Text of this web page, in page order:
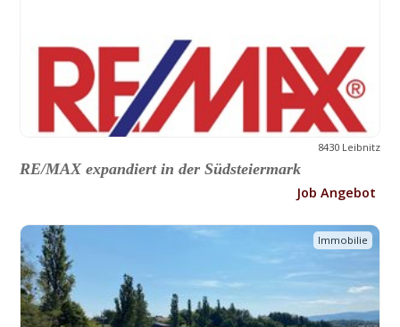
8430 Leibnitz
RE/MAX expandiert in der Südsteiermark
Job Angebot
Immobilie